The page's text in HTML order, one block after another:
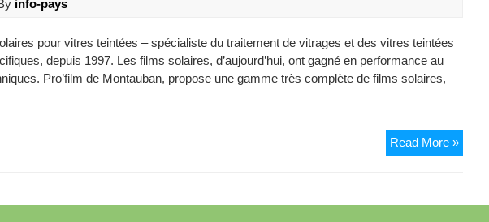
info-pays
pour vitres teintées – spécialiste du traitement de vitrages et des vitres teintées
depuis 1997. Les films solaires, d’aujourd’hui, ont gagné en performance au
Pro’film de Montauban, propose une gamme très complète de films solaires,
Read More »